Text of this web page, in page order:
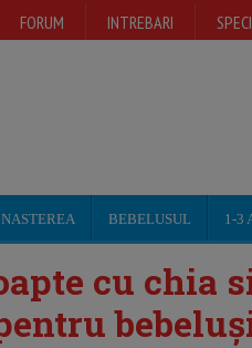
FORUM INTREBARI
NASTEREA BEBELUSUL 1-3
cu chia